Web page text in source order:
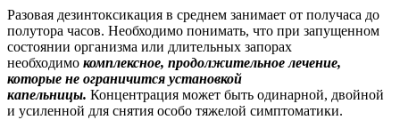
Разовая дезинтоксикация в среднем занимает от получаса до
полутора часов. Необходимо понимать, что при запущенном
состоянии организма или длительных запорах
необходимо комплексное, продолжительное лечение,
которые не ограничится установкой
капельницы. Концентрация может быть одинарной, двойной
и усиленной для снятия особо тяжелой симптоматики.